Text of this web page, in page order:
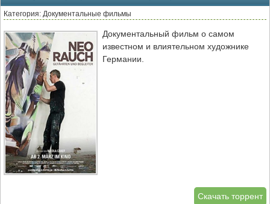
Категория: Документальные фильмы
Документальный фильм о самом
известном и влиятельном художнике
Германии.
Скачать торрент